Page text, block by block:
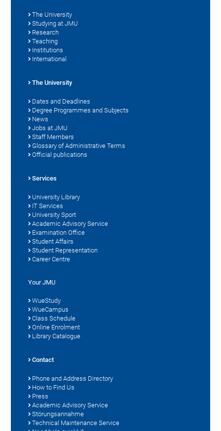
The University
Studying at JMU
Research
Teaching
Institutions
International
The University
Dates and Deadlines
Degree Programmes and Subjects
News
Jobs at JMU
Staff Members
Glossary of Administrative Terms
Official publications
Services
University Library
IT Services
University Sport
Academic Advisory Service
Examination Office
Student Affairs
Student Representation
Career Centre
Your JMU
WueStudy
WueCampus
Class Schedule
Online Enrolment
Library Catalogue
Contact
Phone and Address Directory
How to Find Us
Press
Academic Advisory Service
Störungsannahme
Technical Maintenance Service